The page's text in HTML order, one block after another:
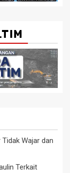
Wajar dan
Terkait